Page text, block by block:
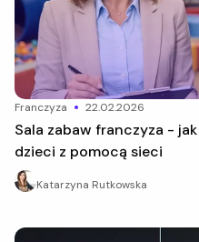
franczyza 22.02.2026
Sala zabaw franczyza - jak otworzyć salę zabaw dla
dzieci z pomocą sieci
Katarzyna Rutkowska